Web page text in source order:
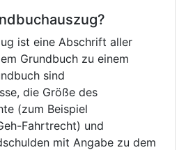
ist eine Abschrift aller
Grundbuch zu einem
sind
die Größe des
(zum Beispiel
Fahrtrecht) und
mit Angabe zu dem